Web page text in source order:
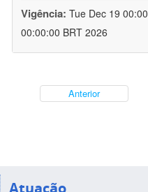
Vigência: Tue Dec 19
00:00:00 BRT 2026
Anterior
Atuação